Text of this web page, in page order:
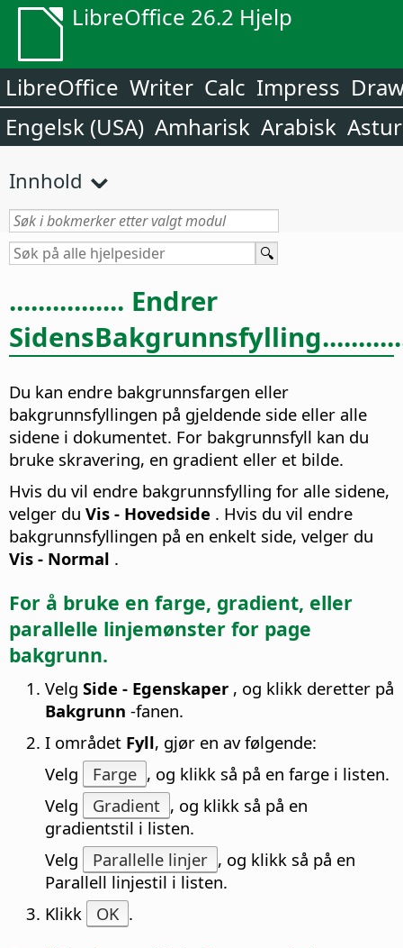
LibreOffice 26.2 Hjelp
LibreOffice Writer Calc Impress
Engelsk (USA) Amharisk Arabisk
Innhold
................ Endrer
Sidens
Du kan endre bakgrunnsfargen eller
bakgrunnsfyllingen på gjeldende side eller alle
sidene i dokumentet. For bakgrunnsfyll kan du
bruke skravering, en gradient eller et bilde.
Hvis du vil endre bakgrunnsfylling for alle sidene,
velger du Vis - Hovedside . Hvis du vil endre
bakgrunnsfyllingen på en enkelt side, velger du
Vis - Normal .
For å bruke en farge, gradient, eller
parallelle linjemønster for page
bakgrunn.
Velg Side - Egenskaper , og klikk deretter på
Bakgrunn -fanen.
I området Fyll, gjør en av følgende:
Velg
Farge , og klikk så på en farge i listen.
Velg
Gradient , og klikk så på en
gradientstil i listen.
Velg
Parallelle linjer , og klikk så på en
Parallell linjestil i listen.
Klikk
OK .